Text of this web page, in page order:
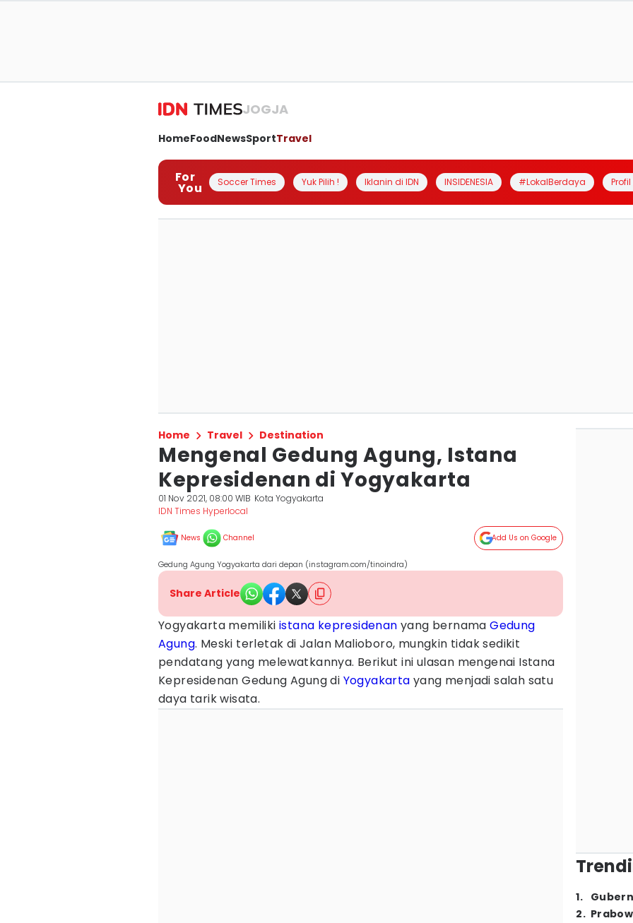
JOGJA
HomeFoodNewsSportTravel
For
You Soccer Times Yuk Pilih ! Iklanin di IDN INSIDENESIA #LokalBerdaya
Home Travel Destination
Mengenal Gedung Agung, Istana
Kepresidenan di Yogyakarta
01 Nov 2021, 08:00 WIB Kota Yogyakarta
IDN Times Hyperlocal
News Channel Add Us on Google
Gedung Agung Yogyakarta dari depan (instagram.com/tinoindra)
Share Article
Yogyakarta memiliki istana kepresidenan yang bernamaGedung
Agung. Meski terletak di Jalan Malioboro, mungkin tidak sedikit
pendatang yang melewatkannya. Berikut ini ulasan mengenai Istana
Kepresidenan Gedung Agung di Yogyakarta yang menjadi salah satu
daya tarik wisata.
1.
2.